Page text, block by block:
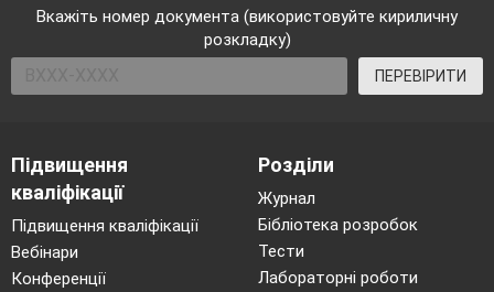
Вкажіть номер документа (використовуйте кириличну
розкладку)
ПЕРЕВІРИТИ
Підвищення
кваліфікації
Підвищення кваліфікації
Вебінари
Конференції
Розділи
Журнал
Бібліотека розробок
Тести
Лабораторні роботи